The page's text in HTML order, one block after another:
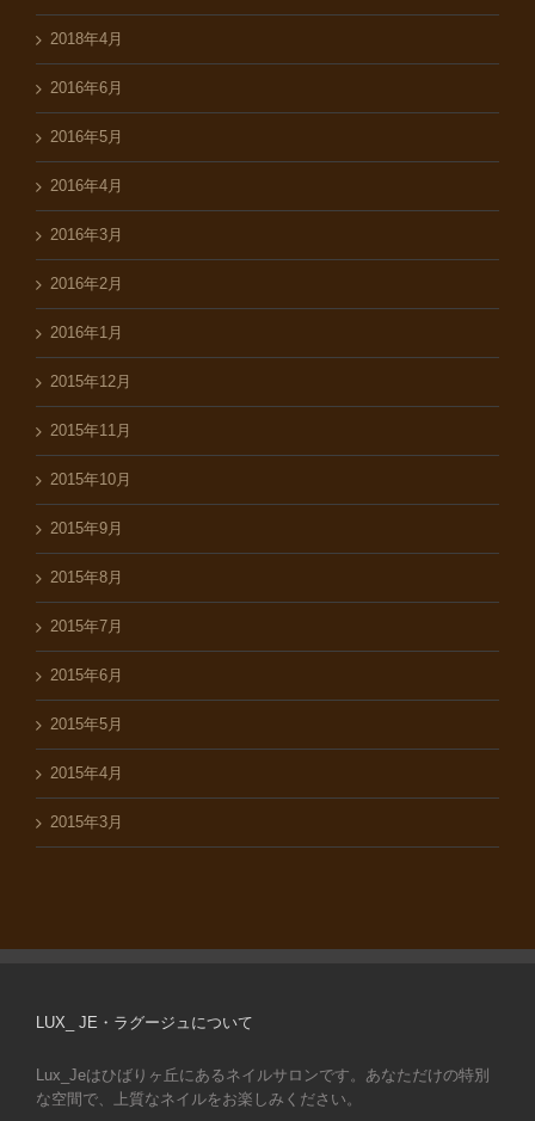
2018年4月
2016年6月
2016年5月
2016年4月
2016年3月
2016年2月
2016年1月
2015年12月
2015年11月
2015年10月
2015年9月
2015年8月
2015年7月
2015年6月
2015年5月
2015年4月
2015年3月
LUX_ JE・ラグージュについて
Lux_Jeはひばりヶ丘にあるネイルサロンです。あなただけの特別
な空間で、上質なネイルをお楽しみください。